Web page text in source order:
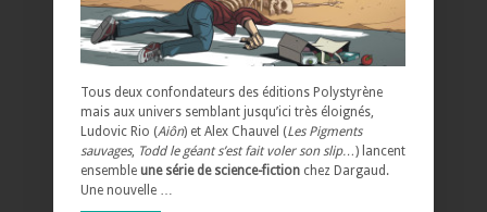
Tous deux confondateurs des éditions Polystyrène
mais aux univers semblant jusqu’ici très éloignés,
Ludovic Rio (Aiôn) et Alex Chauvel (Les Pigments
sauvages, Todd le géant s’est fait voler son slip…) lancent
ensemble une série de science-fiction chez Dargaud.
Une nouvelle …